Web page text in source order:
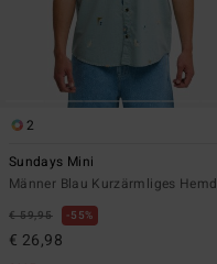
2
Sundays Mini
Männer Blau Kurzärmliges Hemd
€ 59,95 55%
€ 26,98